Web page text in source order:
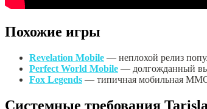
Похожие игры
Revelation Mobile — неплохой релиз
Perfect World Mobile — долгожданный
Fox Legends — типичная мобильная ММО
Системные требования